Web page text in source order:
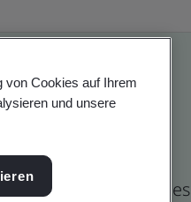
and global companies
von Cookies auf Ihrem
und unsere